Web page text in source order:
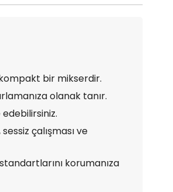
bir mikserdir.
olanak tanır.
çalışması ve
korumanıza